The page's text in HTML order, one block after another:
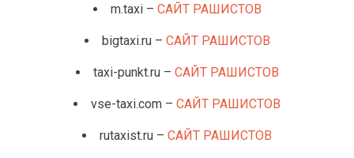
m.taxi – САЙТ РАШИСТОВ
bigtaxi.ru – САЙТ РАШИСТОВ
taxi-punkt.ru – САЙТ РАШИСТОВ
vse-taxi.com – САЙТ РАШИСТОВ
rutaxist.ru – САЙТ РАШИСТОВ